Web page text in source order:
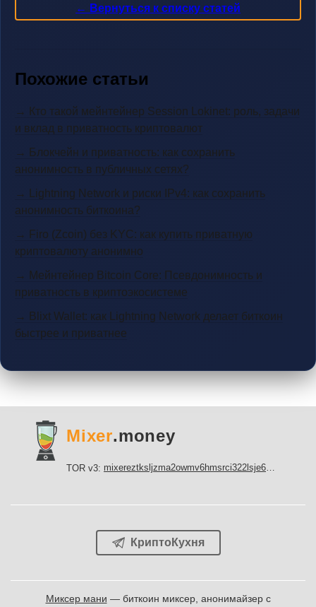
← Вернуться к списку статей
Похожие статьи
→ Кто такой мейнтейнер Session Lokinet: роль, задачи
и вклад в приватность криптовалют
→ Блокчейн и приватность: как сохранить
анонимность в публичных сетях?
→ Lightning Network и риски IPv4: как сохранить
анонимность биткоина?
→ Firo (Zcoin) без KYC: как купить приватную
криптовалюту анонимно
→ Мейнтейнер Bitcoin Core: Псевдонимность и
приватность в криптоэкосистеме
→ Blixt Wallet: как Lightning Network делает биткоин
быстрее и приватнее
Mixer.money
TOR v3: mixereztksljzma2owmv6hmsrci322lsje6m3svicoddk3xbgvhd2fid.onion
КриптоКухня
Миксер мани — биткоин миксер, анонимайзер с